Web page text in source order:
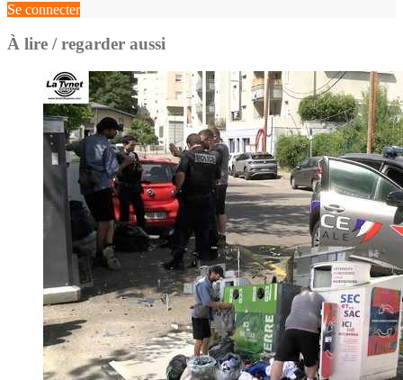
Se connecter
À lire / regarder aussi